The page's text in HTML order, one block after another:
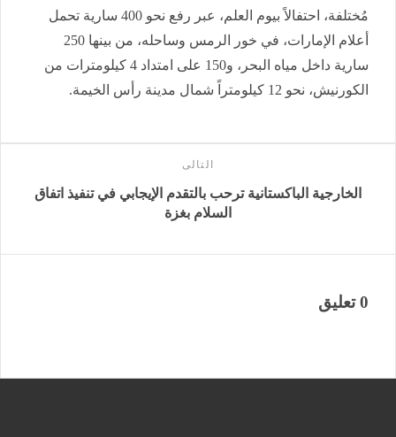
مُختلفة، احتفالاً بيوم العلم، عبر رفع نحو 400 سارية تحمل
أعلام الإمارات، في خور الرمس وساحله، من بينها 250
سارية داخل مياه البحر، و150 على امتداد 4 كيلومترات من
الكورنيش، نحو 12 كيلومتراً شمال مدينة رأس الخيمة.
التالى
الخارجية الباكستانية ترحب بالتقدم الإيجابي في تنفيذ اتفاق
السلام بغزة
0 تعليق